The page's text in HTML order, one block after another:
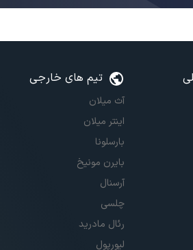
تیم های خارجی
آث میلان
اینتر میلان
بارسلونا
بایرن مونیخ
آرسنال
چلسی
رئال مادرید
لیورپول